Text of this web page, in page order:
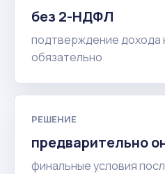
без 2-НДФЛ
подтверждение дохода
обязательно
РЕШЕНИЕ
предварительно
финальные условия